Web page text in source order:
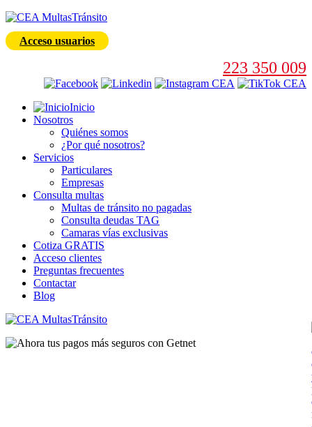
Acceso usuarios
223 350 009
Inicio
Nosotros
Quiénes somos
¿Por qué nosotros?
Servicios
Particulares
Empresas
Consulta multas
Multas de tránsito no pagadas
Consulta deudas TAG
Camaras vías exclusivas
Cotiza GRATIS
Acceso clientes
Preguntas frecuentes
Contactar
Blog